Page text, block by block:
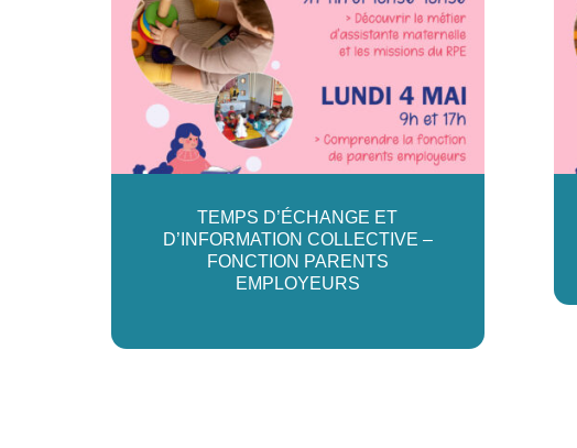
TEMPS D’ÉCHANGE ET
D’INFORMATION COLLECTIVE –
FONCTION PARENTS
EMPLOYEURS